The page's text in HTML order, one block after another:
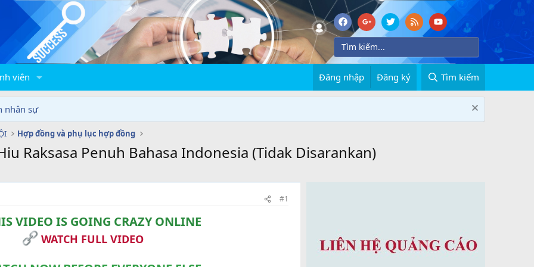
viên Đăng nhập Đăng ký Tìm kiếm
nhân sự
Hợp đồng và phụ lục hợp đồng
Raksasa Penuh Bahasa Indonesia (Tidak Disarankan)
#1
VIDEO IS GOING CRAZY ONLINE
WATCH FULL VIDEO